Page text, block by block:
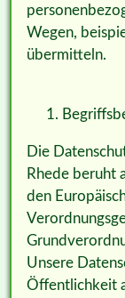
Wegen,
übermitteln.
Die
Rhede beruht
den
Unsere
Öffentlichkeit